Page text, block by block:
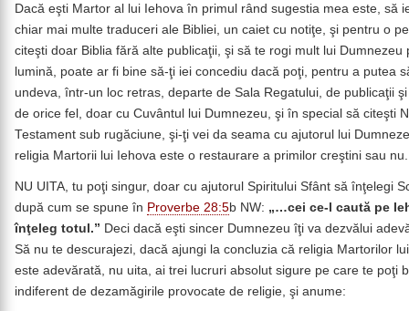
Dacă eşti Martor al lui Iehova în primul rând sugestia mea este, să
chiar mai multe traduceri ale Bibliei, un caiet cu notiţe, şi pentru o
citeşti doar Biblia fără alte publicaţii, şi să te rogi mult lui Dumnezeu
lumină, poate ar fi bine să-ţi iei concediu dacă poţi, pentru a putea
undeva, într-un loc retras, departe de Sala Regatului, de publicaţii
de orice fel, doar cu Cuvântul lui Dumnezeu, şi în special să citeşti
Testament sub rugăciune, şi-ţi vei da seama cu ajutorul lui
religia Martorii lui Iehova este o restaurare a primilor creştini sau nu.
NU UITA, tu poţi singur, doar cu ajutorul Spiritului Sfânt să înţelegi
după cum se spune în Proverbe 28:5b NW: „…cei ce-l caută pe
înţeleg totul.” Deci dacă eşti sincer Dumnezeu îţi va dezvălui
Să nu te descurajezi, dacă ajungi la concluzia că religia Martorilor
este adevărată, nu uita, ai trei lucruri absolut sigure pe care te poţi
indiferent de dezamăgirile provocate de religie, şi anume: